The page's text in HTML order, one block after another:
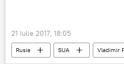
21 Iulie 2017, 18:05
Rusia SUA
Vladimir